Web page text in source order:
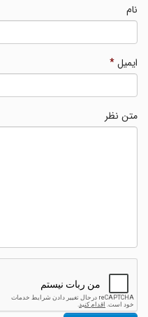
ایمیل*
متن نظر